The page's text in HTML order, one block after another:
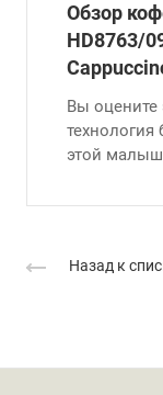
Обзор
HD8763/
Вы оцените
технология
этой
Назад к